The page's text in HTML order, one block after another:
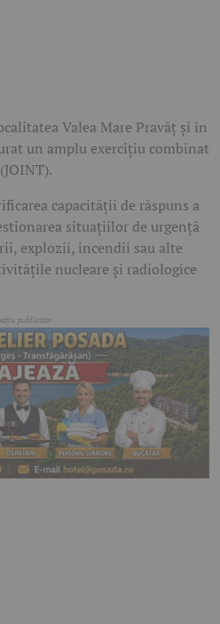
Valea Mare Pravăț și în
un amplu exercițiu combinat
capacității de răspuns a
situațiilor de urgență
explozii, incendii sau alte
nucleare și radiologice